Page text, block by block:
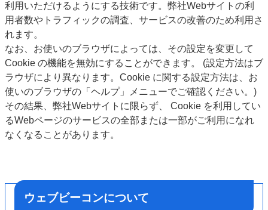
利用いただけるようにする技術です。弊社Webサイトの利
用者数やトラフィックの調査、サービスの改善のため利用さ
れます。
なお、お使いのブラウザによっては、その設定を変更して
Cookie の機能を無効にすることができます。 (設定方法はブ
ラウザにより異なります。Cookie に関する設定方法は、お
使いのブラウザの「ヘルプ」メニューでご確認ください。)
その結果、弊社Webサイトに限らず、 Cookie を利用してい
るWebページのサービスの全部または一部がご利用になれ
なくなることがあります。
ウェブビーコンについて